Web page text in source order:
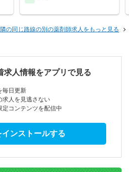
の同じ路線の別の薬剤師求人をもっと見る
求人情報をアプリで見る
毎日更新
求人を見逃さない
コンテンツを配信中
インストールする